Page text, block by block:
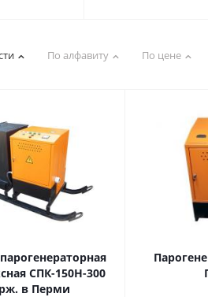
По алфавиту По цене
СПК-150Н-300
в Перми